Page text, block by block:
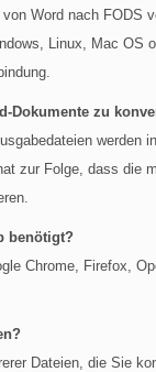
Word nach FODS
Linux, Mac OS
Dokumente zu
werden
zur Folge, dass die
benötigt?
Chrome, Firefox,
Dateien, die Sie